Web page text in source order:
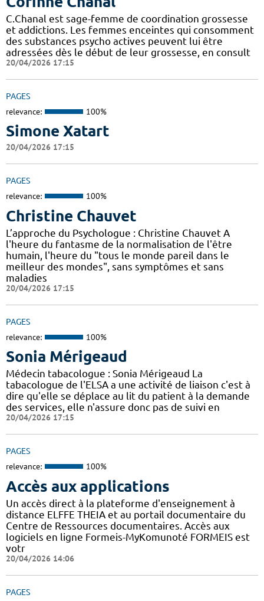
C.Chanal est sage-femme de coordination grossesse
et addictions. Les femmes enceintes qui consomment
des substances psycho actives peuvent lui être
adressées dès le début de leur grossesse, en consult
20/04/2026 17:15
PAGES
relevance: 100%
Simone Xatart
20/04/2026 17:15
PAGES
relevance: 100%
Christine Chauvet
L’approche du Psychologue : Christine Chauvet A
l'heure du fantasme de la normalisation de l'être
humain, l'heure du "tous le monde pareil dans le
meilleur des mondes", sans symptômes et sans
maladies
20/04/2026 17:15
PAGES
relevance: 100%
Sonia Mérigeaud
Médecin tabacologue : Sonia Mérigeaud La
tabacologue de l'ELSA a une activité de liaison c'est à
dire qu'elle se déplace au lit du patient à la demande
des services, elle n'assure donc pas de suivi en
20/04/2026 17:15
PAGES
relevance: 100%
Accès aux applications
Un accès direct à la plateforme d'enseignement à
distance ELFFE THEIA et au portail documentaire du
Centre de Ressources documentaires. Accès aux
logiciels en ligne Formeis-MyKomunoté FORMEIS est
votr
20/04/2026 14:06
PAGES